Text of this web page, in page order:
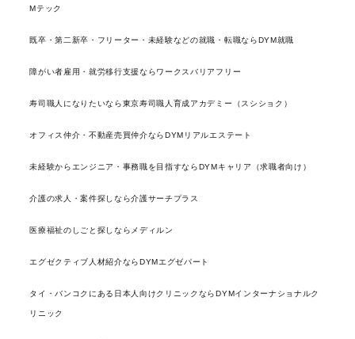
Mテック
既卒・第二新卒・フリーター・未経験などの就職・転職ならDYM就職
障がい者雇用・就労移行支援ならワークスバリアフリー
寿司職人になりたいなら東京寿司職人育成アカデミー（スシショク）
オフィス仲介・不動産売買仲介ならDYMリアルエステート
未経験からエンジニア・事務職を目指すならDYMキャリア（求職者向け）
介護の求人・案件探しなら介護サーチプラス
医療福祉のしごと探しならメディルン
エグゼクティブ人材紹介ならDYMエグゼパート
タイ・バンコクにある日本人向けクリニックならDYMインターナショナルク
リニック